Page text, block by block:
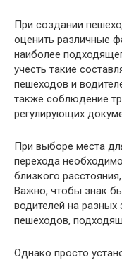
При создании
оценить различные
наиболее
учесть такие
пешеходов и
также соблюдение
регулирующих
При выборе места
перехода
близкого
Важно, чтобы знак
водителей на разных
пешеходов,
Однако просто